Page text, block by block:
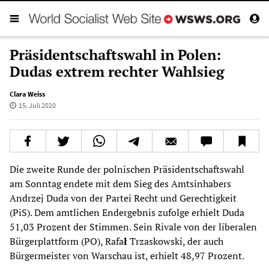
Präsidentschaftswahl in Polen:
Dudas extrem rechter Wahlsieg
Clara Weiss
15. Juli 2020
Die zweite Runde der polnischen Präsidentschaftswahl
am Sonntag endete mit dem Sieg des Amtsinhabers
Andrzej Duda von der Partei Recht und Gerechtigkeit
(PiS). Dem amtlichen Endergebnis zufolge erhielt Duda
51,03 Prozent der Stimmen. Sein Rivale von der liberalen
Bürgerplattform (PO), RafałTrzaskowski, der auch
Bürgermeister von Warschau ist, erhielt 48,97 Prozent.